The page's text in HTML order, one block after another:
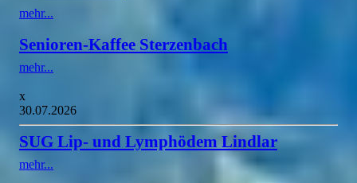
mehr...
Senioren-Kaffee Sterzenbach
mehr...
x
30.07.2026
SUG Lip- und Lymphödem Lindlar
mehr...